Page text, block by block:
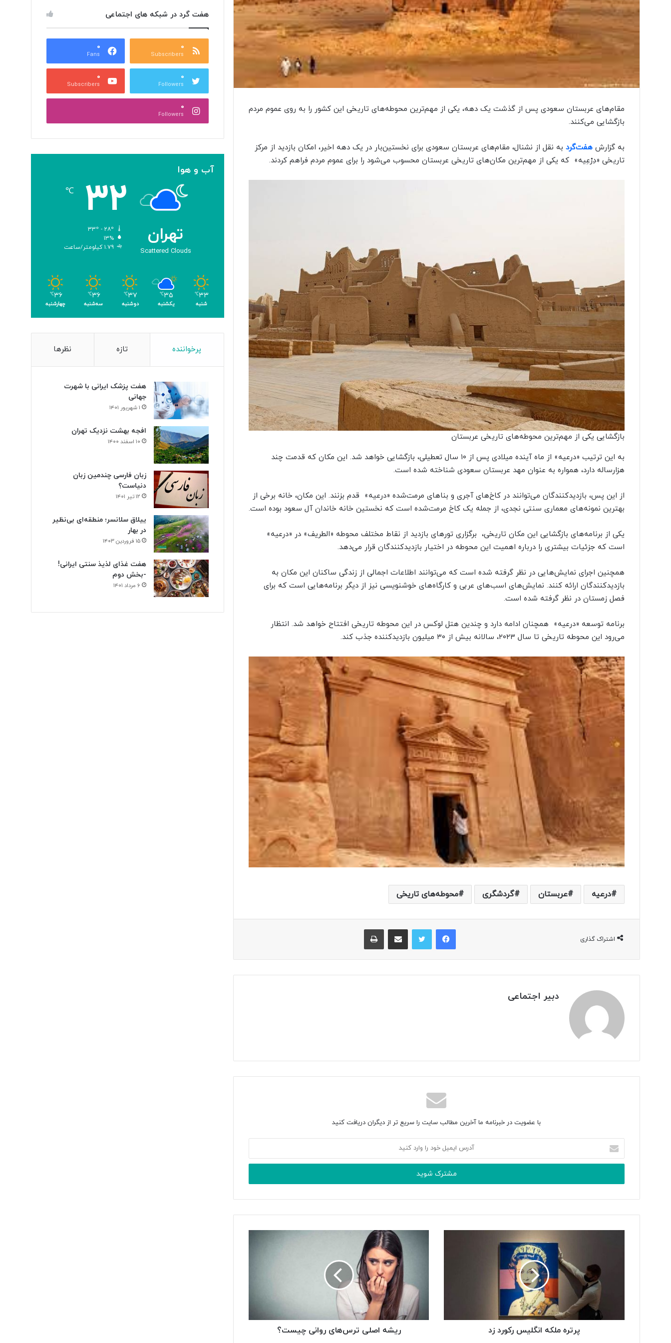
مقام‌های عربستان سعودی پس از گذشت یک دهه، یکی از مهم‌ترین محوطه‌های تاریخی این کشور را به روی عموم مردم
بازگشایی می‌کنند.
به گزارش هفت‌گرد به نقل از نشنال، مقام‌های عربستان سعودی برای نخستین‌بار در یک دهه اخیر، امکان بازدید از مرکز
تاریخی «دِرْعِیه» ‌ که یکی از مهم‌ترین مکان‌های تاریخی عربستان محسوب می‌شود را برای عموم مردم فراهم کردند.
بازگشایی یکی از مهم‌ترین محوطه‌های تاریخی عربستان
به این ترتیب «درعیه» از ماه آینده میلادی پس از ۱۰ سال تعطیلی، بازگشایی خواهد شد. این مکان که قدمت چند
هزارساله دارد، همواره به عنوان مهد عربستان سعودی شناخته شده است.
از این پس، بازدیدکنندگان می‌توانند در کاخ‌های آجری و بناهای مرمت‌شده «درعیه» ‌ قدم بزنند. این مکان، خانه برخی از
بهترین نمونه‌های معماری سنتی نجدی، از جمله یک کاخ مرمت‌شده است که نخستین خانه خاندان آل سعود بوده است.
یکی از برنامه‌های بازگشایی این مکان تاریخی، ‌ برگزاری تورهای بازدید از نقاط مختلف محوطه «الطریف» در «درعیه» ‌
است که جزئیات بیشتری را درباره اهمیت این محوطه در اختیار بازدیدکنندگان قرار می‌دهد.
همچنین اجرای نمایش‌هایی در نظر گرفته شده است که می‌توانند اطلاعات اجمالی از زندگی ساکنان این مکان به
بازدیدکنندگان ارائه کنند. نمایش‌های اسب‌های عربی و کارگاه‌های خوشنویسی نیز از دیگر برنامه‌هایی است که برای
فصل زمستان در نظر گرفته شده است.
برنامه توسعه «درعیه» ‌ همچنان ادامه دارد و چندین هتل لوکس در این محوطه تاریخی افتتاح خواهد شد. انتظار
می‌رود این محوطه تاریخی تا سال ۲۰۲۳، سالانه بیش از ۳۰ میلیون بازدیدکننده جذب کند.
درعیه عربستان گردشگری محوطه‌های تاریخی
اشتراک گذاری
فیس بوک توییتر اشتراک گذاری از طریق ایمیل چاپ
دبیر اجتماعی
با عضویت در خبرنامه ما آخرین مطالب سایت را سریع تر از دیگران دریافت کنید
ایمیل
خود
وارد
پرتره ملکه انگلیس رکورد زد ریشه اصلی ترس‌های روانی چیست؟
هفت گرد در شبکه های اجتماعی
۰
Subscribers
۰
Fans
۰
Followers
۰
Subscribers
۰
Followers
آب و هوا
تهران
Scattered Clouds
۳۲ ℃
۱۳%
۱.۷۹ کیلومتر/ساعت
۳۳℃
شنبه
۳۵℃
یکشنبه
۳۷℃
دوشنبه
۳۶℃
سه‌شنبه
۳۶℃
چهارشنبه
پرخواننده تازه نظرها
هفت پزشک ایرانی با شهرت
جهانی
۱ شهریور ۱۴۰۱
افجه بهشت نزدیک تهران
۱۰ اسفند ۱۴۰۰
زبان فارسی چندمین زبان
دنیاست؟
۱۲ تیر ۱۴۰۱
ییلاق سلانسر؛ منطقه‌ای بی‌نظیر
در بهار
۱۵ فروردین ۱۴۰۳
هفت غذای لذیذ سنتی ایرانی!
-بخش دوم
۶ مرداد ۱۴۰۱